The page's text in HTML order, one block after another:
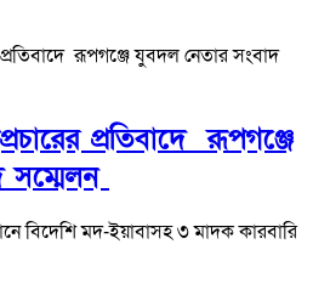
প্রতিবাদে ‎রূপগঞ্জে